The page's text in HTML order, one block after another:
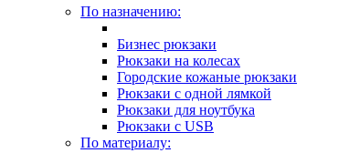
По назначению:
Бизнес рюкзаки
Рюкзаки на колесах
Городские кожаные рюкзаки
Рюкзаки с одной лямкой
Рюкзаки для ноутбука
Рюкзаки с USB
По материалу: